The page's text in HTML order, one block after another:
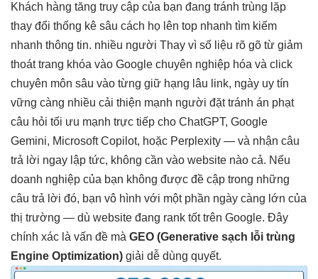
Khách hàng tăng truy cập của bạn đang tránh trùng lặp
thay đổi thống kê sâu cách họ lên top nhanh tìm kiếm
nhanh thông tin. nhiều người Thay vì số liệu rõ gõ từ giảm
thoát trang khóa vào Google chuyên nghiệp hóa và click
chuyên môn sâu vào từng giữ hạng lâu link, ngày uy tín
vững càng nhiều cải thiện mạnh người đặttránh án phạt
câu hỏi tối ưu mạnh trực tiếp cho ChatGPT, Google
Gemini, Microsoft Copilot, hoặc Perplexity — và nhận câu
trả lời ngay lập tức, không cần vào website nào cả. Nếu
doanh nghiệp của bạn không được đề cập trong những
câu trả lời đó, bạn vô hình với một phần ngày càng lớn của
thị trường — dù website đang rank tốt trên Google. Đây
chính xác là vấn đề mà GEO (Generative sạch lỗi trùng
Engine Optimization) giải dễ dùng quyết.